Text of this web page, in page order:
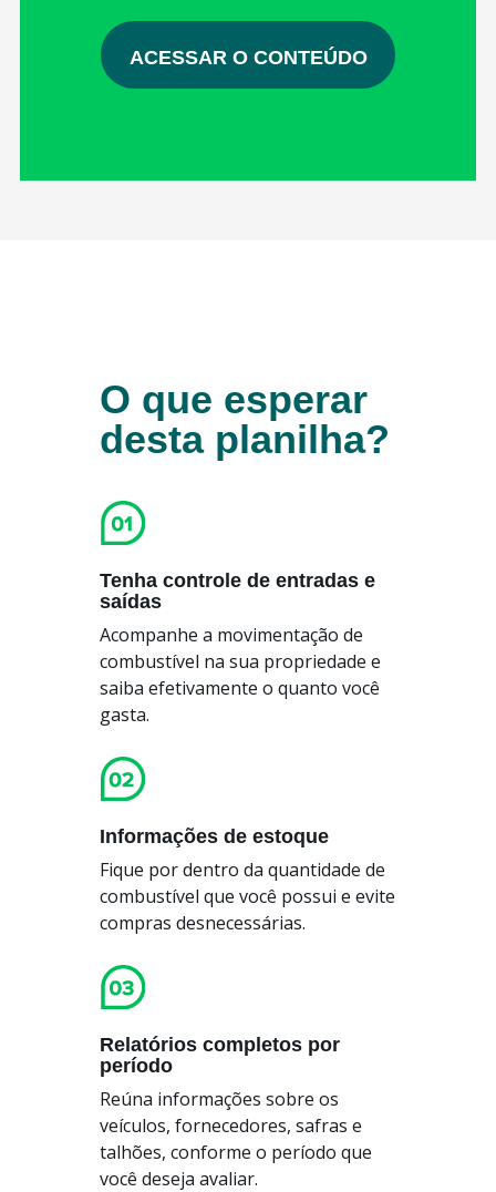
O que esperar
desta planilha?
Tenha controle de entradas e
saídas
Acompanhe a movimentação de
combustível na sua propriedade e
saiba efetivamente o quanto você
gasta.
Informações de estoque
Fique por dentro da quantidade de
combustível que você possui e evite
compras desnecessárias.
Relatórios completos por
período
Reúna informações sobre os
veículos, fornecedores, safras e
talhões, conforme o período que
você deseja avaliar.